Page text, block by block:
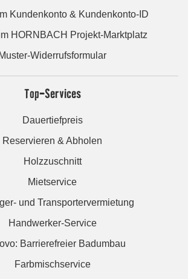
Kundenkonto & Kundenkonto-ID
HORNBACH Projekt-Marktplatz
Muster-Widerrufsformular
Top-Services
Dauertiefpreis
Reservieren & Abholen
Holzzuschnitt
Mietservice
und Transportervermietung
Handwerker-Service
Barrierefreier Badumbau
Farbmischservice